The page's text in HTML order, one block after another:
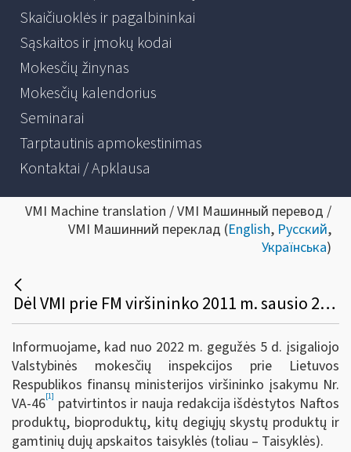
Skaičiuoklės ir pagalbininkai
Sąskaitos ir įmokų kodai
Mokesčių žinynas
Mokesčių kalendorius
Seminarai
Tarptautinis apmokestinimas
Kontaktai / Apklausa
VMI Machine translation / VMI Машинный перевод /
VMI Машинний переклад (English, Русский,
Українська)
Dėl VMI prie FM viršininko 2011 m. sausio 25 d. įsakymo Nr. VA-16 pakeitimo
Informuojame, kad nuo 2022 m. gegužės 5 d. įsigaliojo
Valstybinės mokesčių inspekcijos prie Lietuvos
Respublikos finansų ministerijos viršininko įsakymu Nr.
VA-46[1] patvirtintos ir nauja redakcija išdėstytos Naftos
produktų, bioproduktų, kitų degiųjų skystų produktų ir
gamtinių dujų apskaitos taisyklės (toliau – Taisyklės).